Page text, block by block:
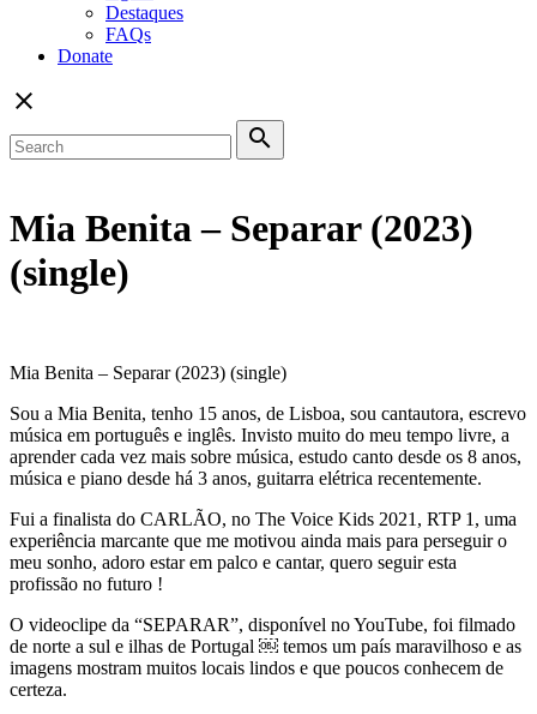
Destaques
FAQs
Donate
close
search
Mia Benita – Separar (2023)
(single)
Mia Benita – Separar (2023) (single)
Sou a Mia Benita, tenho 15 anos, de Lisboa, sou cantautora, escrevo
música em português e inglês. Invisto muito do meu tempo livre, a
aprender cada vez mais sobre música, estudo canto desde os 8 anos,
música e piano desde há 3 anos, guitarra elétrica recentemente.
Fui a finalista do CARLÃO, no The Voice Kids 2021, RTP 1, uma
experiência marcante que me motivou ainda mais para perseguir o
meu sonho, adoro estar em palco e cantar, quero seguir esta
profissão no futuro !
O videoclipe da “SEPARAR”, disponível no YouTube, foi filmado
de norte a sul e ilhas de Portugal ￼ temos um país maravilhoso e as
imagens mostram muitos locais lindos e que poucos conhecem de
certeza.